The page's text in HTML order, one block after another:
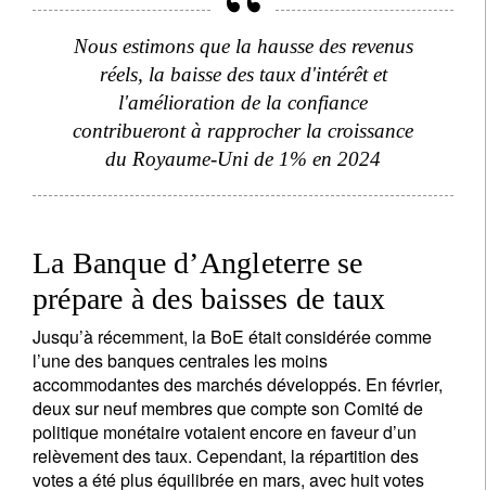
Nous estimons que la hausse des revenus
réels, la baisse des taux d'intérêt et
l'amélioration de la confiance
contribueront à rapprocher la croissance
du Royaume-Uni de 1% en 2024
La Banque d’Angleterre se
prépare à des baisses de taux
Jusqu’à récemment, la BoE était considérée comme
l’une des banques centrales les moins
accommodantes des marchés développés. En février,
deux sur neuf membres que compte son Comité de
politique monétaire votaient encore en faveur d’un
relèvement des taux. Cependant, la répartition des
votes a été plus équilibrée en mars, avec huit votes